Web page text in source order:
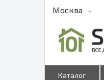
Москва
Каталог